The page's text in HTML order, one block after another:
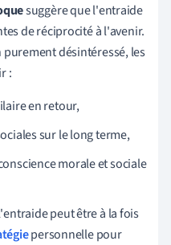
suggère que l'entraide
de réciprocité à l'avenir.
désintéressé, les
:
en retour,
sur le long terme,
morale et sociale
peut être à la fois
personnelle pour